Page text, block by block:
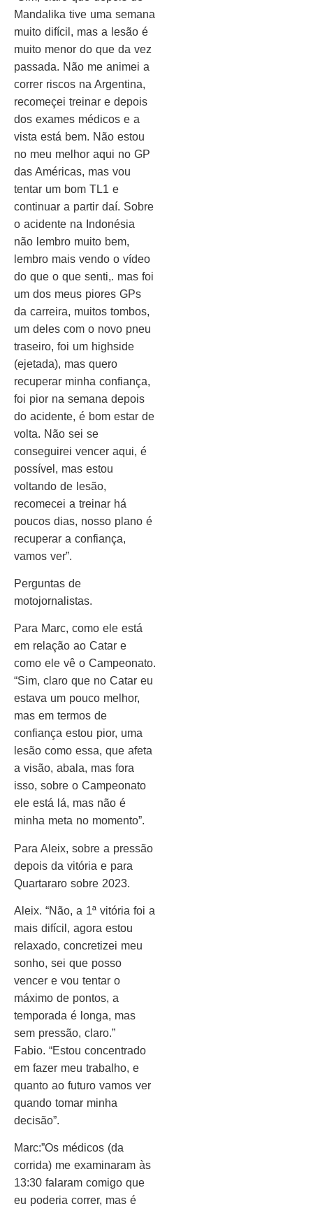
Mandalika tive uma semana
muito difícil, mas a lesão é
muito menor do que da vez
passada. Não me animei a
correr riscos na Argentina,
recomeçei treinar e depois
dos exames médicos e a
vista está bem. Não estou
no meu melhor aqui no GP
das Américas, mas vou
tentar um bom TL1 e
continuar a partir daí. Sobre
o acidente na Indonésia
não lembro muito bem,
lembro mais vendo o vídeo
do que o que senti,. mas foi
um dos meus piores GPs
da carreira, muitos tombos,
um deles com o novo pneu
traseiro, foi um highside
(ejetada), mas quero
recuperar minha confiança,
foi pior na semana depois
do acidente, é bom estar de
volta. Não sei se
conseguirei vencer aqui, é
possível, mas estou
voltando de lesão,
recomecei a treinar há
poucos dias, nosso plano é
recuperar a confiança,
vamos ver”.
Perguntas de
motojornalistas.
Para Marc, como ele está
em relação ao Catar e
como ele vê o Campeonato.
“Sim, claro que no Catar eu
estava um pouco melhor,
mas em termos de
confiança estou pior, uma
lesão como essa, que afeta
a visão, abala, mas fora
isso, sobre o Campeonato
ele está lá, mas não é
minha meta no momento”.
Para Aleix, sobre a pressão
depois da vitória e para
Quartararo sobre 2023.
Aleix. “Não, a 1ª vitória foi a
mais difícil, agora estou
relaxado, concretizei meu
sonho, sei que posso
vencer e vou tentar o
máximo de pontos, a
temporada é longa, mas
sem pressão, claro.”
Fabio. “Estou concentrado
em fazer meu trabalho, e
quanto ao futuro vamos ver
quando tomar minha
decisão”.
Marc:”Os médicos (da
corrida) me examinaram às
13:30 falaram comigo que
eu poderia correr, mas é